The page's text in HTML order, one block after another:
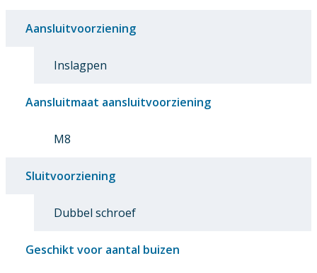
Aansluitvoorziening
Inslagpen
Aansluitmaat aansluitvoorziening
M8
Sluitvoorziening
Dubbel schroef
Geschikt voor aantal buizen